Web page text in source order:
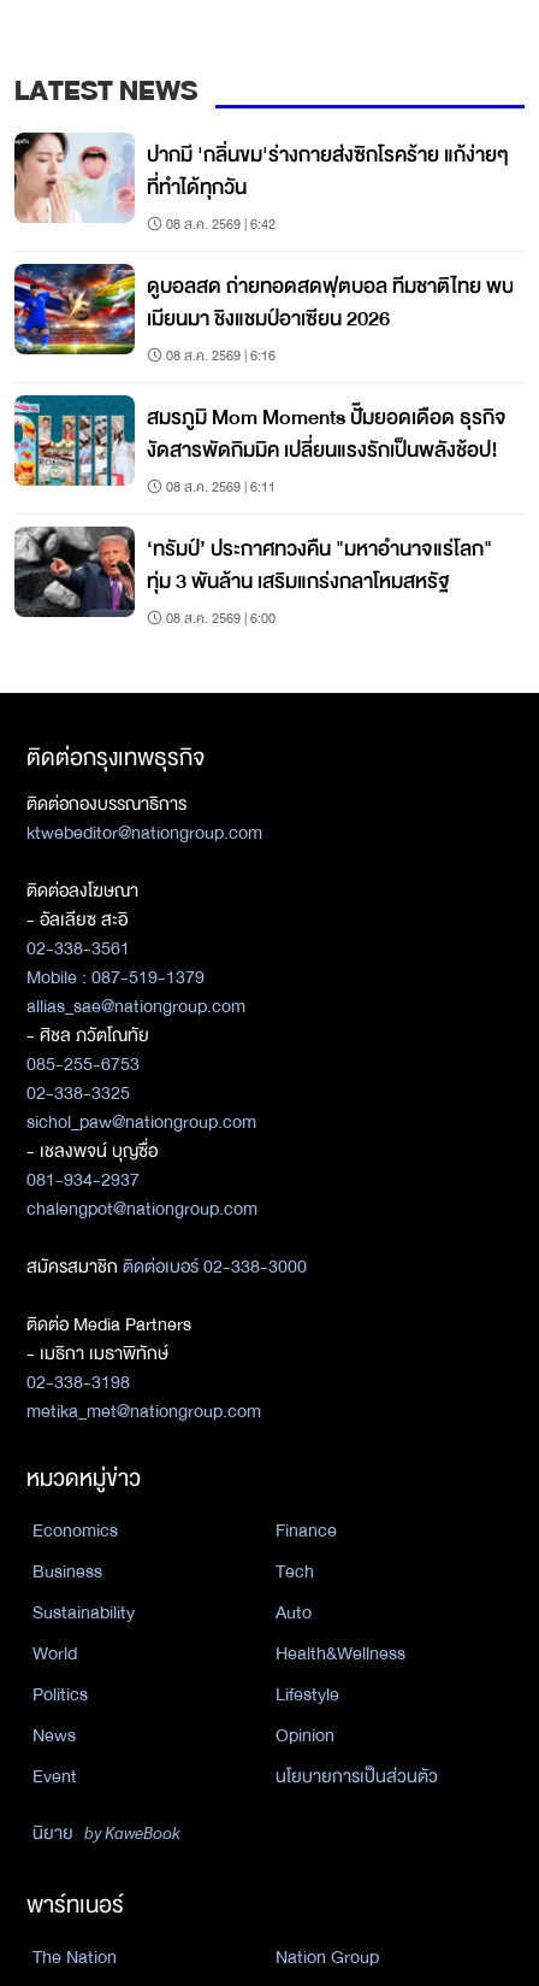
LATEST NEWS
ปากมี 'กลิ่นขม'ร่างกายส่งซิกโรคร้าย แก้ง่ายๆ
ที่ทำได้ทุกวัน
08 ส.ค. 2569 | 6:42
ดูบอลสด ถ่ายทอดสดฟุตบอล ทีมชาติไทย พบ
เมียนมา ชิงแชมป์อาเซียน 2026
08 ส.ค. 2569 | 6:16
สมรภูมิ Mom Moments ปั๊มยอดเดือด ธุรกิจ
งัดสารพัดกิมมิค เปลี่ยนแรงรักเป็นพลังช้อป!
08 ส.ค. 2569 | 6:11
‘ทรัมป์’ ประกาศทวงคืน "มหาอำนาจแร่โลก"
ทุ่ม 3 พันล้าน เสริมแกร่งกลาโหมสหรัฐ
08 ส.ค. 2569 | 6:00
ติดต่อกรุงเทพธุรกิจ
ติดต่อกองบรรณาธิการ
ktwebeditor@nationgroup.com
ติดต่อลงโฆษณา
- อัลเลียซ สะอิ
02-338-3561
Mobile : 087-519-1379
allias_sae@nationgroup.com
- ศิชล ภวัตโณทัย
085-255-6753
02-338-3325
sichol_paw@nationgroup.com
- เชลงพจน์ บุญซื่อ
081-934-2937
chalengpot@nationgroup.com
สมัครสมาชิกติดต่อเบอร์ 02-338-3000
ติดต่อ Media Partners
- เมธิกา เมธาพิทักษ์
02-338-3198
metika_met@nationgroup.com
หมวดหมู่ข่าว
Economics
Finance
Business
Tech
Sustainability
Auto
World
Health&Wellness
Politics
Lifestyle
News
Opinion
Event
นโยบายการเป็นส่วนตัว
นิยาย by KaweBook
พาร์ทเนอร์
The Nation
Nation Group